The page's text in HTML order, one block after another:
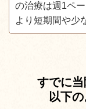
の治療は週1ペ
より短期間や少
すでに
以下